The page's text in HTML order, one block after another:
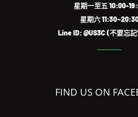
星期一至五 10:00-
星期六
Line ID: @US3C (不要忘記
FIND US ON